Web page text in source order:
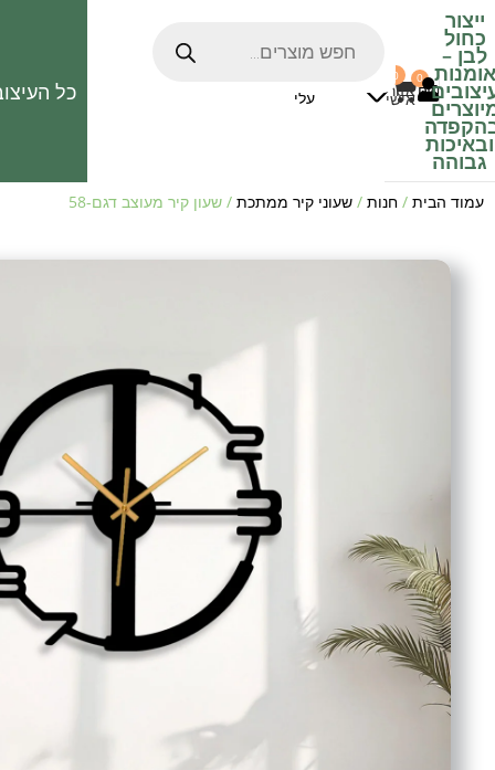
ייצור
כחול
לבן –
אומנות
ובאיכות
גבוהה
₪0
0
עלי
0
אזור
אישי כל
עמוד הבית / חנות / שעוני קיר ממתכת / שעון קיר מעוצב דגם-58